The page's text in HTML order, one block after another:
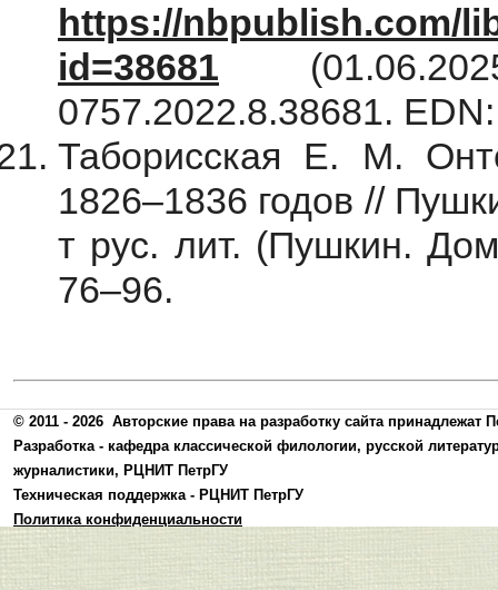
https://nbpublish.com/
id=38681
0757.2022.8.38681.
Таборисская Е. М.
1826–1836 годов //
т рус. лит. (Пушкин.
76–96.
© 2011 - 2026 Авторские права на разработку сайта принадлежат
Разработка - кафедра классической филологии, русской
журналистики, РЦНИТ ПетрГУ
Техническая поддержка - РЦНИТ ПетрГУ
Политика конфиденциальности